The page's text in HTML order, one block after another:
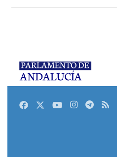
FacebookTwitterYoutubeInstagramRSS